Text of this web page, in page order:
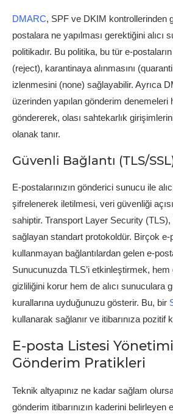
DMARC, SPF ve DKIM kontrollerinden
postalara ne yapılması gerektiğini alıcı
politikadır. Bu politika, bu tür e-
(reject), karantinaya alınmasını
izlenmesini (none) sağlayabilir. Ayrıca
üzerinden yapılan gönderim denemeleri
göndererek, olası sahtekarlık
olanak tanır.
Güvenli Bağlantı (TLS/
E-postalarınızın gönderici sunucu ile
şifrelenerek iletilmesi, veri güvenliği
sahiptir. Transport Layer Security
sağlayan standart protokoldür. Birçok e-
kullanmayan bağlantılardan gelen e-
Sunucunuzda TLS’i etkinleştirmek,
gizliliğini korur hem de alıcı sunuculara
kurallarına uyduğunuzu gösterir. Bu, bir
kullanarak sağlanır ve itibarınıza pozitif
E-posta Listesi
Gönderim Pratikleri
Teknik altyapınız ne kadar sağlam
gönderim itibarınızın kaderini belirleyen